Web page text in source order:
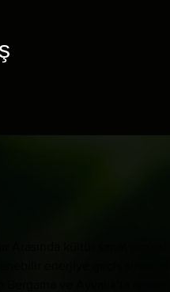
enerjiye geçiş
Bergama ve Ayvalık’ta